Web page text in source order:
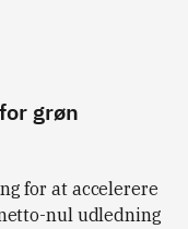
grøn
for at accelerere
nul udledning